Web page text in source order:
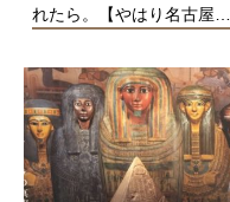
れたら。【やはり名古屋…